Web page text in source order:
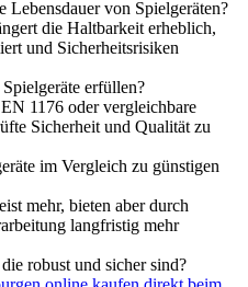
von Spielgeräten?
die Haltbarkeit erheblich,
und Sicherheitsrisiken
erfüllen?
1176 oder vergleichbare
Sicherheit und Qualität zu
im Vergleich zu günstigen
mehr, bieten aber durch
langfristig mehr
robust und sicher sind?